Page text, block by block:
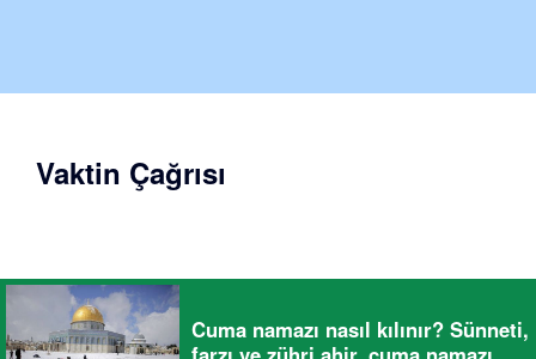
Vaktin Çağrısı
Cuma namazı nasıl kılınır? Sünneti,